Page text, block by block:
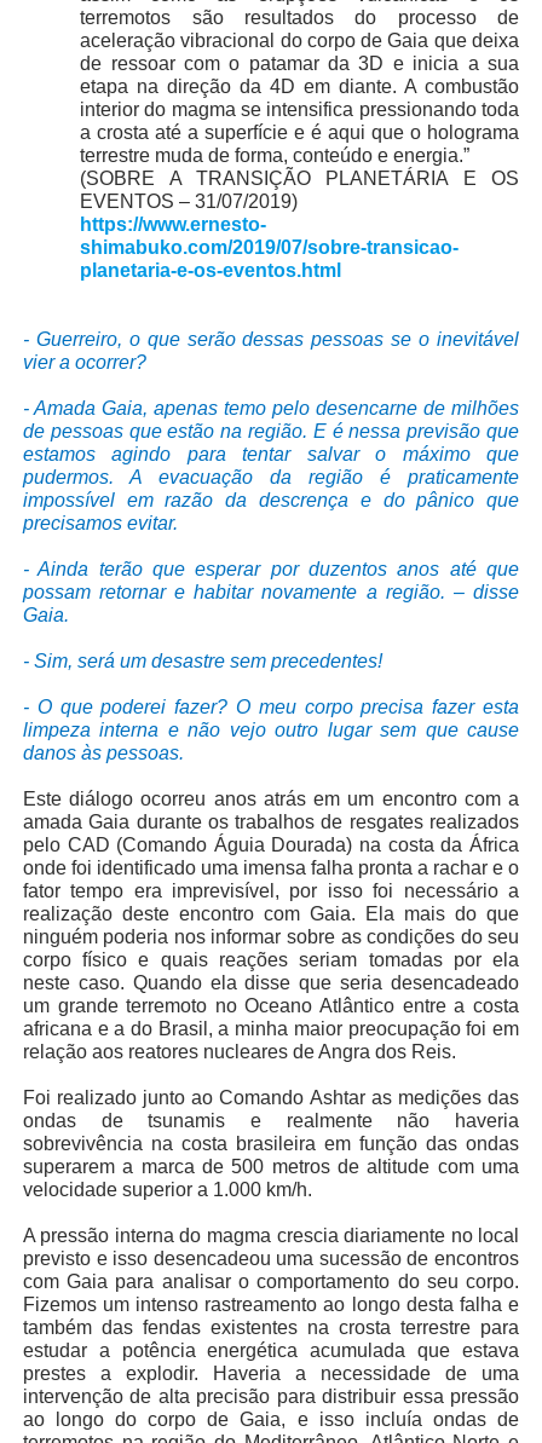
terremotos são resultados do processo de
aceleração vibracional do corpo de Gaia que deixa
de ressoar com o patamar da 3D e inicia a sua
etapa na direção da 4D em diante. A combustão
interior do magma se intensifica pressionando toda
a crosta até a superfície e é aqui que o holograma
terrestre muda de forma, conteúdo e energia.”
(SOBRE A TRANSIÇÃO PLANETÁRIA E OS
EVENTOS – 31/07/2019)
https://www.ernesto-
shimabuko.com/2019/07/sobre-transicao-
planetaria-e-os-eventos.html
- Guerreiro, o que serão dessas pessoas se o inevitável
vier a ocorrer?
- Amada Gaia, apenas temo pelo desencarne de milhões
de pessoas que estão na região. E é nessa previsão que
estamos agindo para tentar salvar o máximo que
pudermos. A evacuação da região é praticamente
impossível em razão da descrença e do pânico que
precisamos evitar.
- Ainda terão que esperar por duzentos anos até que
possam retornar e habitar novamente a região. – disse
Gaia.
- Sim, será um desastre sem precedentes!
- O que poderei fazer? O meu corpo precisa fazer esta
limpeza interna e não vejo outro lugar sem que cause
danos às pessoas.
Este diálogo ocorreu anos atrás em um encontro com a
amada Gaia durante os trabalhos de resgates realizados
pelo CAD (Comando Águia Dourada) na costa da África
onde foi identificado uma imensa falha pronta a rachar e o
fator tempo era imprevisível, por isso foi necessário a
realização deste encontro com Gaia. Ela mais do que
ninguém poderia nos informar sobre as condições do seu
corpo físico e quais reações seriam tomadas por ela
neste caso. Quando ela disse que seria desencadeado
um grande terremoto no Oceano Atlântico entre a costa
africana e a do Brasil, a minha maior preocupação foi em
relação aos reatores nucleares de Angra dos Reis.
Foi realizado junto ao Comando Ashtar as medições das
ondas de tsunamis e realmente não haveria
sobrevivência na costa brasileira em função das ondas
superarem a marca de 500 metros de altitude com uma
velocidade superior a 1.000 km/h.
A pressão interna do magma crescia diariamente no local
previsto e isso desencadeou uma sucessão de encontros
com Gaia para analisar o comportamento do seu corpo.
Fizemos um intenso rastreamento ao longo desta falha e
também das fendas existentes na crosta terrestre para
estudar a potência energética acumulada que estava
prestes a explodir. Haveria a necessidade de uma
intervenção de alta precisão para distribuir essa pressão
ao longo do corpo de Gaia, e isso incluía ondas de